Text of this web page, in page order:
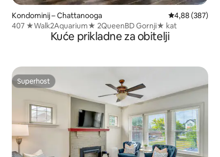
Kondominij – Chattanooga Prosječna
4,88 (387)
407 ★Walk2Aquarium★ 2QueenBD Gornji★ kat
Kuće prikladne za obitelji
Superhost
Superhost